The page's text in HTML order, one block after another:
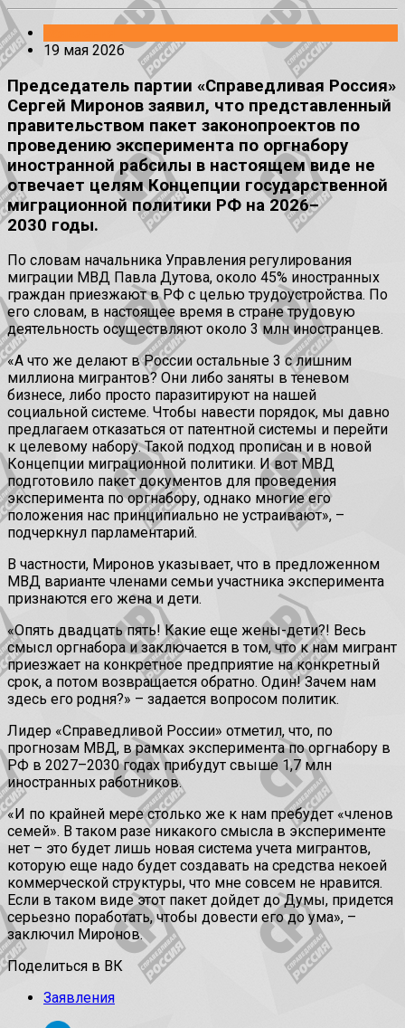
19 мая 2026
Председатель партии «Справедливая Россия»
Сергей Миронов заявил, что представленный
правительством пакет законопроектов по
проведению эксперимента по оргнабору
иностранной рабсилы в настоящем виде не
отвечает целям Концепции государственной
миграционной политики РФ на 2026–
2030 годы.
По словам начальника Управления регулирования
миграции МВД Павла Дутова, около 45% иностранных
граждан приезжают в РФ с целью трудоустройства. По
его словам, в настоящее время в стране трудовую
деятельность осуществляют около 3 млн иностранцев.
«А что же делают в России остальные 3 с лишним
миллиона мигрантов? Они либо заняты в теневом
бизнесе, либо просто паразитируют на нашей
социальной системе. Чтобы навести порядок, мы давно
предлагаем отказаться от патентной системы и перейти
к целевому набору. Такой подход прописан и в новой
Концепции миграционной политики. И вот МВД
подготовило пакет документов для проведения
эксперимента по оргнабору, однако многие его
положения нас принципиально не устраивают», –
подчеркнул парламентарий.
В частности, Миронов указывает, что в предложенном
МВД варианте членами семьи участника эксперимента
признаются его жена и дети.
«Опять двадцать пять! Какие еще жены-дети?! Весь
смысл оргнабора и заключается в том, что к нам мигрант
приезжает на конкретное предприятие на конкретный
срок, а потом возвращается обратно. Один! Зачем нам
здесь его родня?» – задается вопросом политик.
Лидер «Справедливой России» отметил, что, по
прогнозам МВД, в рамках эксперимента по оргнабору в
РФ в 2027–2030 годах прибудут свыше 1,7 млн
иностранных работников.
«И по крайней мере столько же к нам пребудет «членов
семей». В таком разе никакого смысла в эксперименте
нет – это будет лишь новая система учета мигрантов,
которую еще надо будет создавать на средства некоей
коммерческой структуры, что мне совсем не нравится.
Если в таком виде этот пакет дойдет до Думы, придется
серьезно поработать, чтобы довести его до ума», –
заключил Миронов.
Поделиться в ВК
Заявления